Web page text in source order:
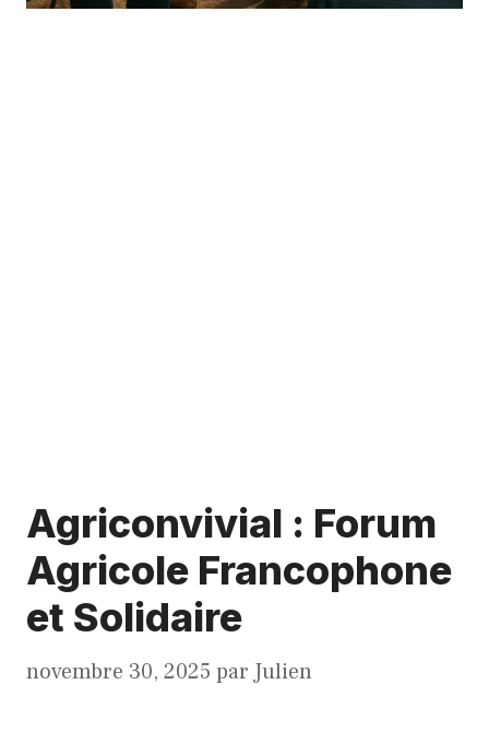
Agriconvivial : Forum
Agricole Francophone
et Solidaire
novembre 30, 2025 par Julien